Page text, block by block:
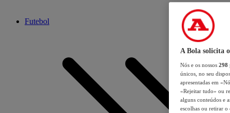
Futebol
A Bola solicita
Nós e os nossos 298
únicos, no seu
apresentadas em
«Rejeitar tudo» ou
alguns conteúdos e
escolhas ou retirar